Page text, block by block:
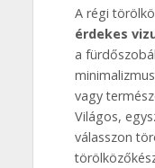
A régi
érdekes
a
vagy
Világos,
válasszon